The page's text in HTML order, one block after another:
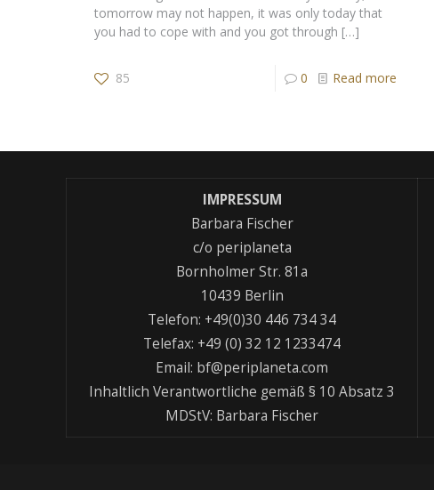
tomorrow may not happen, it was only today that
you had to cope with and you got through […]
85 0 Read more
IMPRESSUM
Barbara Fischer
c/o periplaneta
Bornholmer Str. 81a
10439 Berlin
Telefon: +49(0)30 446 734 34
Telefax: +49 (0) 32 12 1233474
Email: bf@periplaneta.com
Inhaltlich Verantwortliche gemäß § 10 Absatz 3
MDStV: Barbara Fischer